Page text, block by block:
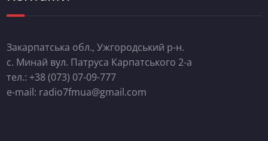
Закарпатська обл., Ужгородський р-н.
с. Минай вул. Патруса Карпатського 2-а
тел.: +38 (073) 07-09-777
e-mail: radio7fmua@gmail.com